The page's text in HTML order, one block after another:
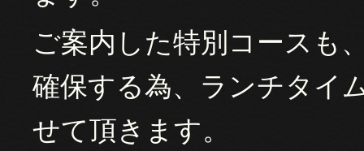
ご案内した特別コースも
確保する為、ランチタイ
せて頂きます。